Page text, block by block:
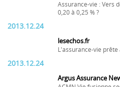
Assurance-vie : Vers
0,20 à 0,25 % ?
2013.12.24
lesechos.fr
L'assurance-vie
2013.12.24
Argus Assurance